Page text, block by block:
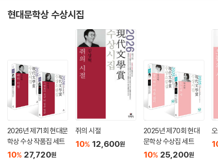
현대문학상 수상시집
2026년 제71회 현대문
학상 수상 작품집 세트
10% 27,720원
쥐의 시절
10% 12,600원
2025년 제70회 현대
문학상 수상집 세트
10% 25,200원